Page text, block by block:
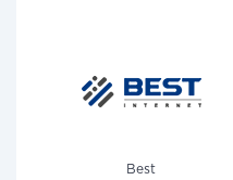
Best